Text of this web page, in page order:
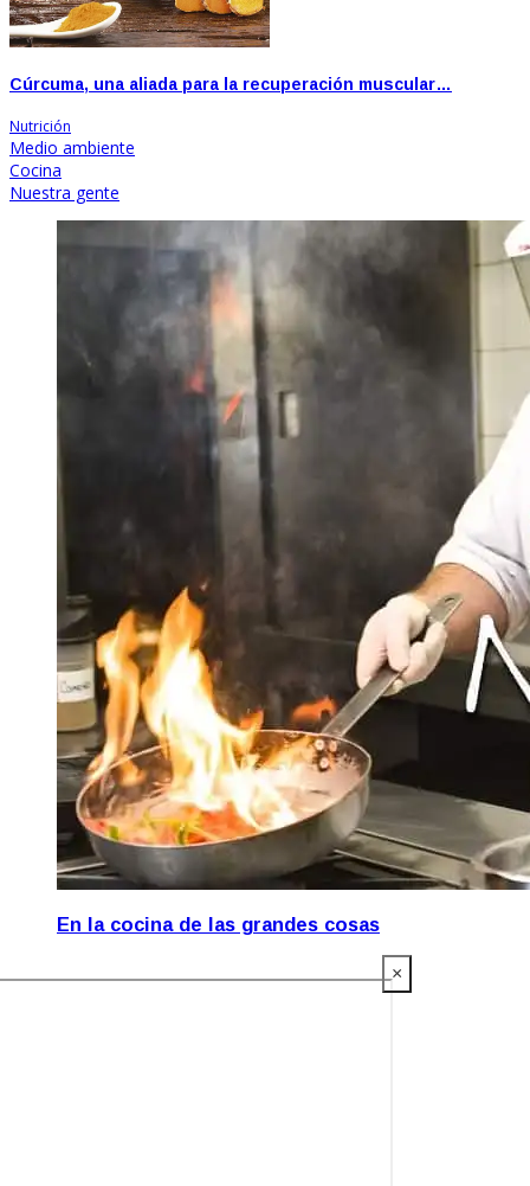
Cúrcuma, una aliada para la recuperación muscular…
Nutrición
Medio ambiente
Cocina
Nuestra gente
En la cocina de las grandes cosas
×